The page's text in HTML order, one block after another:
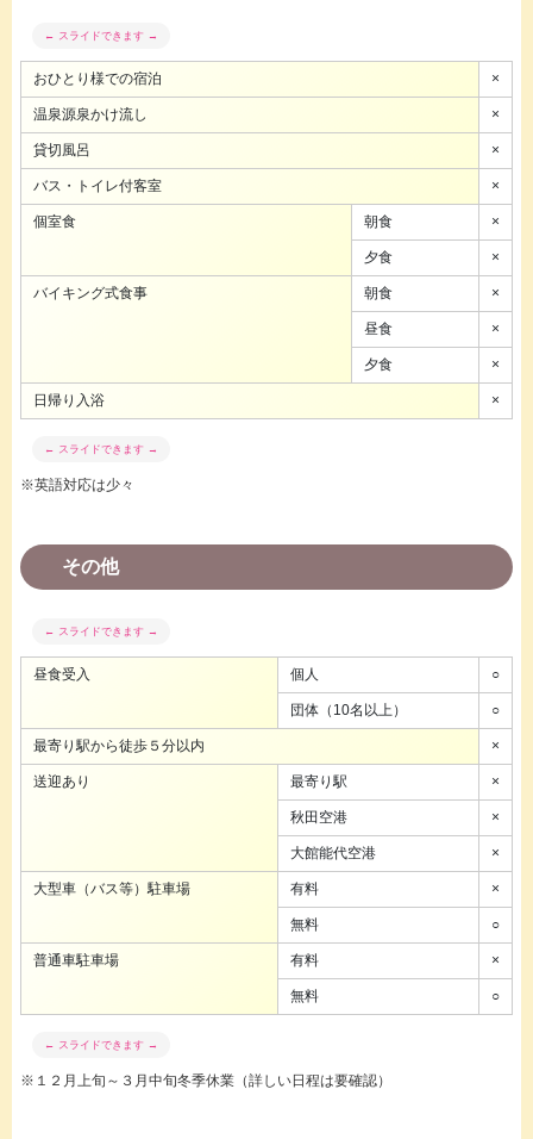
おひとり様での宿泊 ×
温泉源泉かけ流し ×
貸切風呂 ×
バス・トイレ付客室 ×
個室食 朝食 ×
夕食 ×
バイキング式食事 朝食 ×
昼食 ×
夕食 ×
日帰り入浴 ×
※英語対応は少々
その他
昼食受入 個人 ○
団体（10名以上） ○
最寄り駅から徒歩５分以内 ×
送迎あり 最寄り駅 ×
秋田空港 ×
大館能代空港 ×
大型車（バス等）駐車場 有料 ×
無料 ○
普通車駐車場 有料 ×
無料 ○
※１２月上旬～３月中旬冬季休業（詳しい日程は要確認）